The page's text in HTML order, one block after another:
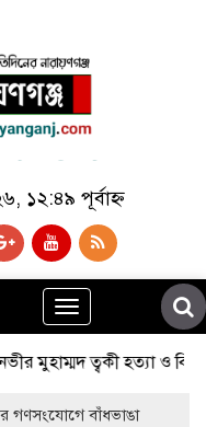
১২:৪৯ পূর্বাহ্ন
Toggle
navigation
মুহাম্মদ ত্বকী হত্যা ও
গণসংযোগে বাঁধভাঙা